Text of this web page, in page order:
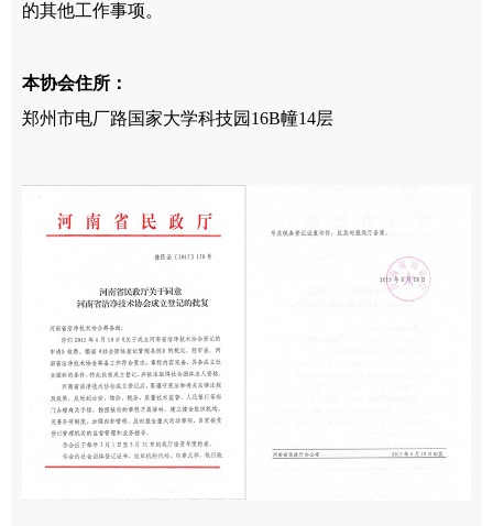
的其他工作事项。
本协会住所 ：
郑州市电厂路国家大学科技园16B幢14层